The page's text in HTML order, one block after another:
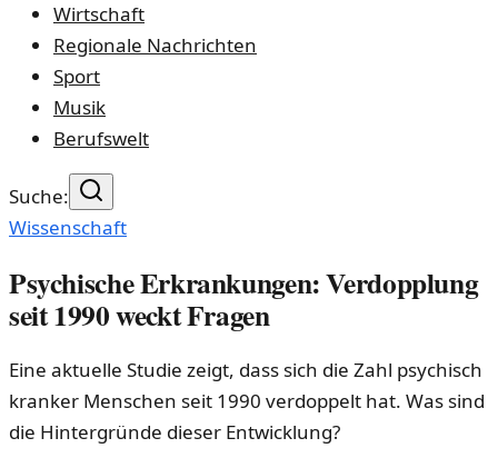
Wirtschaft
Regionale Nachrichten
Sport
Musik
Berufswelt
Suche:
Wissenschaft
Psychische Erkrankungen: Verdopplung
seit 1990 weckt Fragen
Eine aktuelle Studie zeigt, dass sich die Zahl psychisch
kranker Menschen seit 1990 verdoppelt hat. Was sind
die Hintergründe dieser Entwicklung?